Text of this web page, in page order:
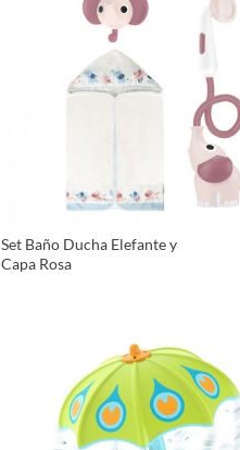
Set Baño Ducha Elefante y
Capa Rosa